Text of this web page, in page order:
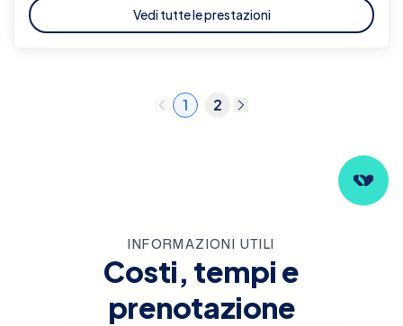
Vedi tutte le prestazioni
1 2
INFORMAZIONI UTILI
Costi, tempi e
prenotazione